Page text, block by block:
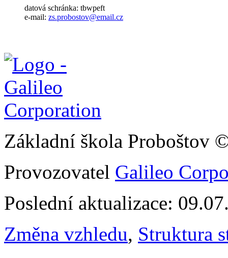
datová schránka: tbwpeft
e-mail: zs.probostov@email.cz
Základní škola Proboštov
Provozovatel Galileo
Poslední aktualizace:
Změna vzhledu, Struktura